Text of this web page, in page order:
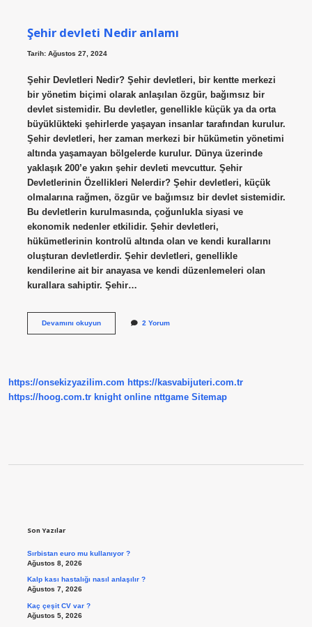
Şehir devleti Nedir anlamı
Tarih: Ağustos 27, 2024
Şehir Devletleri Nedir? Şehir devletleri, bir kentte merkezi
bir yönetim biçimi olarak anlaşılan özgür, bağımsız bir
devlet sistemidir. Bu devletler, genellikle küçük ya da orta
büyüklükteki şehirlerde yaşayan insanlar tarafından kurulur.
Şehir devletleri, her zaman merkezi bir hükümetin yönetimi
altında yaşamayan bölgelerde kurulur. Dünya üzerinde
yaklaşık 200’e yakın şehir devleti mevcuttur. Şehir
Devletlerinin Özellikleri Nelerdir? Şehir devletleri, küçük
olmalarına rağmen, özgür ve bağımsız bir devlet sistemidir.
Bu devletlerin kurulmasında, çoğunlukla siyasi ve
ekonomik nedenler etkilidir. Şehir devletleri,
hükümetlerinin kontrolü altında olan ve kendi kurallarını
oluşturan devletlerdir. Şehir devletleri, genellikle
kendilerine ait bir anayasa ve kendi düzenlemeleri olan
kurallara sahiptir. Şehir…
Devamını okuyunŞehir
devleti
2 Yorum
https://onsekizyazilim.com https://kasvabijuteri.com.tr
https://hoog.com.tr knight online nttgame Sitemap
Son Yazılar
Sırbistan euro mu kullanıyor ?
Ağustos 8, 2026
Kalp kası hastalığı nasıl anlaşılır ?
Ağustos 7, 2026
Kaç çeşit CV var ?
Ağustos 5, 2026